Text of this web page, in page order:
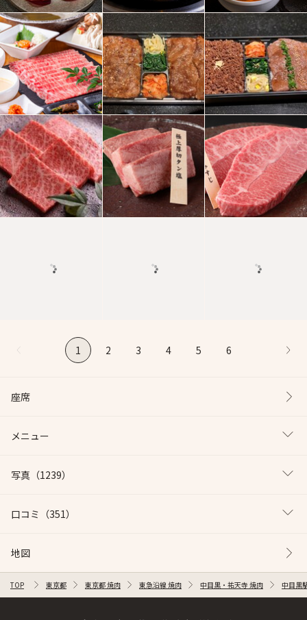
1 2 3 4 5 6
座席
メニュー
写真 （1239）
口コミ （351）
地図
TOP 東京都 東京都 焼肉 東急沿線 焼肉 中目黒・祐天寺 焼肉 中目黒